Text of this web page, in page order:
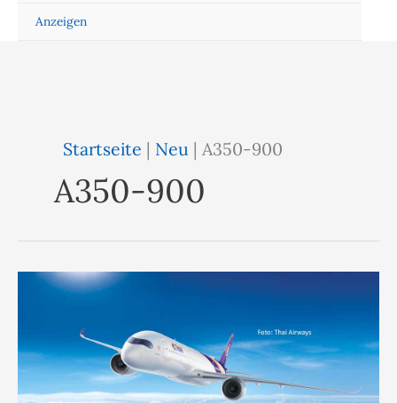
Anzeigen
Startseite | Neu |A350-900
A350-900